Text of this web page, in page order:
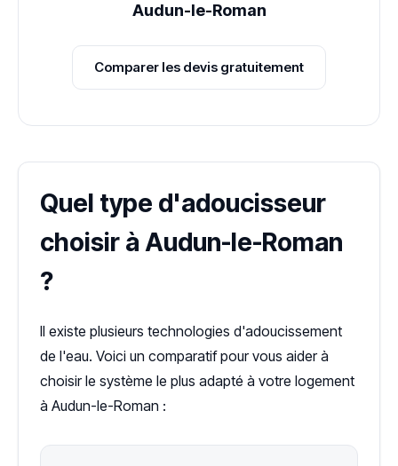
Audun-le-Roman
Comparer les devis gratuitement
Quel type d'adoucisseur
choisir à Audun-le-Roman
?
Il existe plusieurs technologies d'adoucissement
de l'eau. Voici un comparatif pour vous aider à
choisir le système le plus adapté à votre logement
à Audun-le-Roman :